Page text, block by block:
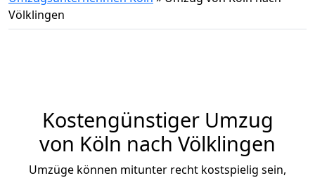
Völklingen
Kostengünstiger Umzug
von Köln nach Völklingen
Umzüge können mitunter recht kostspielig sein,